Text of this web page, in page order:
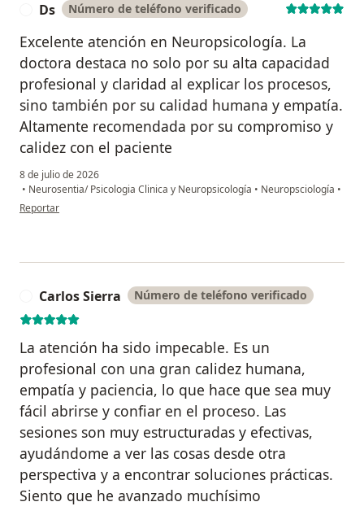
Ds Número de teléfono verificado
Excelente atención en Neuropsicología. La
doctora destaca no solo por su alta capacidad
profesional y claridad al explicar los procesos,
sino también por su calidad humana y empatía.
Altamente recomendada por su compromiso y
calidez con el paciente
8 de julio de 2026
• Neurosentia/ Psicologia Clinica y Neuropsicología • Neuropsciología •
en opinión del usuario Ds
Reportar
Carlos Sierra Número de teléfono verificado
La atención ha sido impecable. Es un
profesional con una gran calidez humana,
empatía y paciencia, lo que hace que sea muy
fácil abrirse y confiar en el proceso. Las
sesiones son muy estructuradas y efectivas,
ayudándome a ver las cosas desde otra
perspectiva y a encontrar soluciones prácticas.
Siento que he avanzado muchísimo